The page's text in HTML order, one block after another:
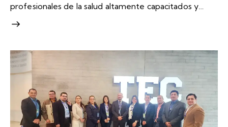
profesionales de la salud altamente capacitados y…